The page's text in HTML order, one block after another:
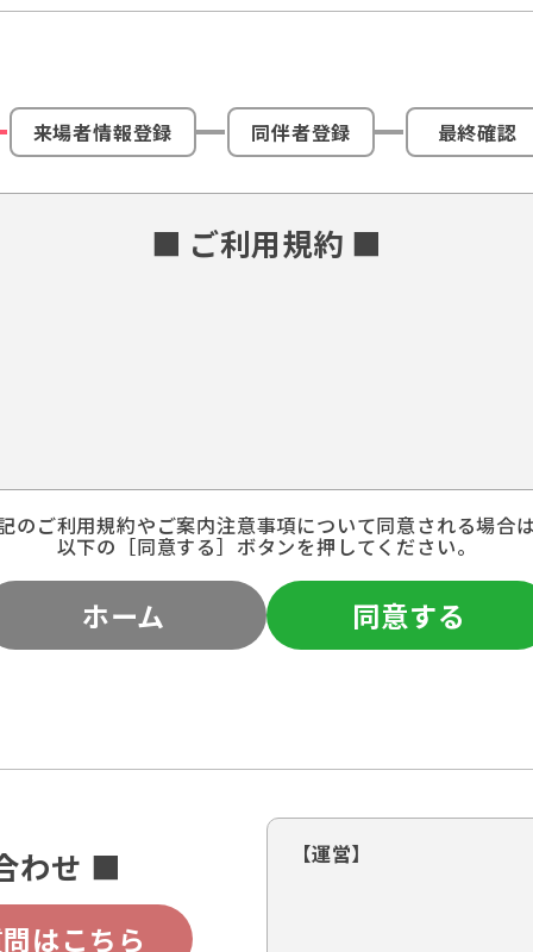
来場者情報登録 同伴者登録 最終確認
■ ご利用規約 ■
のご利用規約やご案内注意事項について同意される場合
以下の［同意する］ボタンを押してください。
ホーム 同意する
わせ ■
はこちら
【運営】